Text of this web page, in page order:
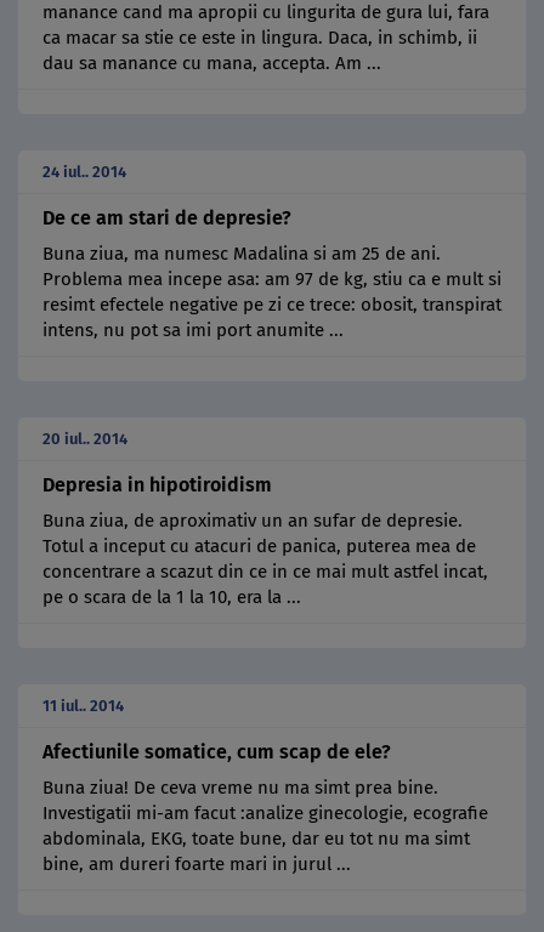
manance cand ma apropii cu lingurita de gura lui, fara
ca macar sa stie ce este in lingura. Daca, in schimb, ii
dau sa manance cu mana, accepta. Am ...
24 iul.. 2014
De ce am stari de depresie?
Buna ziua, ma numesc Madalina si am 25 de ani.
Problema mea incepe asa: am 97 de kg, stiu ca e mult si
resimt efectele negative pe zi ce trece: obosit, transpirat
intens, nu pot sa imi port anumite ...
20 iul.. 2014
Depresia in hipotiroidism
Buna ziua, de aproximativ un an sufar de depresie.
Totul a inceput cu atacuri de panica, puterea mea de
concentrare a scazut din ce in ce mai mult astfel incat,
pe o scara de la 1 la 10, era la ...
11 iul.. 2014
Afectiunile somatice, cum scap de ele?
Buna ziua! De ceva vreme nu ma simt prea bine.
Investigatii mi-am facut :analize ginecologie, ecografie
abdominala, EKG, toate bune, dar eu tot nu ma simt
bine, am dureri foarte mari in jurul ...